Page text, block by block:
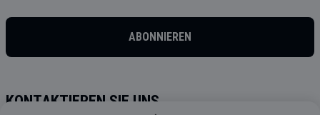
KONTAKTIEREN SIE UNS
ABONNIEREN